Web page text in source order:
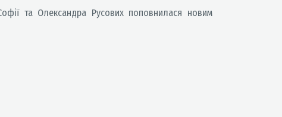
та Олександра Русових поповнилася новим